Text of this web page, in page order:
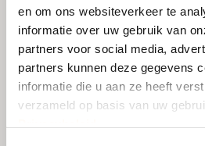
en om ons websiteverkeer te
informatie over uw gebruik van
partners voor social media,
partners kunnen deze gegevens
informatie die u aan ze heeft
verzameld op basis van uw